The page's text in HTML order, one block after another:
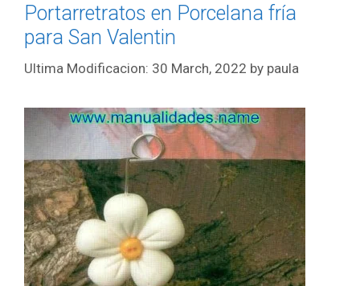
Portarretratos en Porcelana fría
para San Valentin
30 March, 2022 by paula